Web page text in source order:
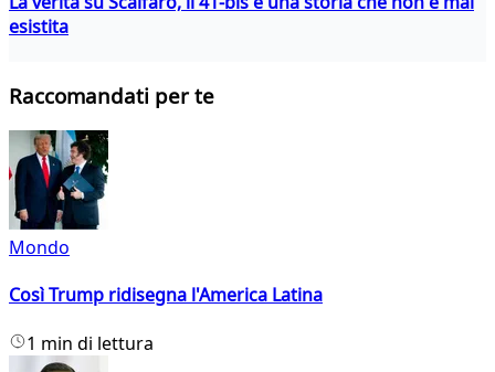
esistita
Raccomandati per te
Mondo
Così Trump ridisegna l'America Latina
1 min di lettura